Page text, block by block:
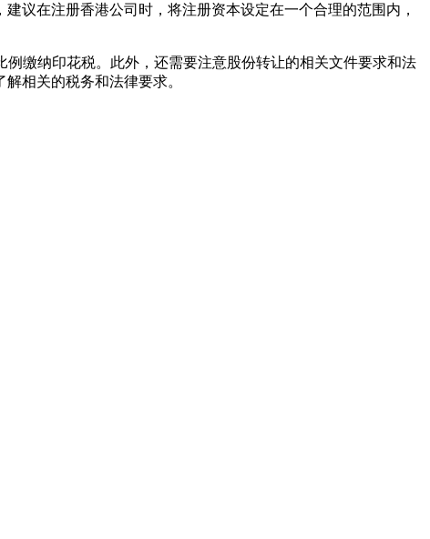
议在注册香港公司时，将注册资本设定在一个合理的范围内，
缴纳印花税。此外，还需要注意股份转让的相关文件要求和法
相关的税务和法律要求。